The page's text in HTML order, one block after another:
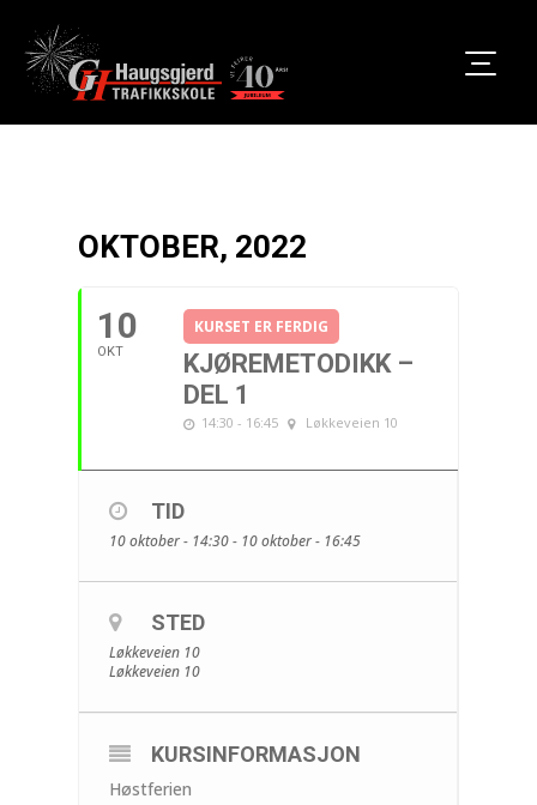
OKTOBER, 2022
10
OKT
KURSET ER FERDIG
KJØREMETODIKK –
DEL 1
14:30 - 16:45 Løkkeveien 10
TID
10 oktober - 14:30 - 10 oktober - 16:45
STED
Løkkeveien 10
Løkkeveien 10
KURSINFORMASJON
Høstferien